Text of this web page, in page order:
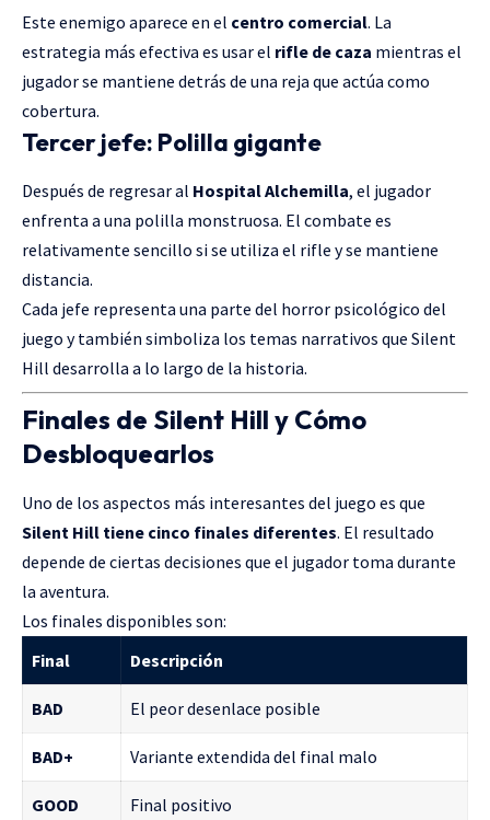
Este enemigo aparece en el centro comercial. La
estrategia más efectiva es usar el rifle de caza mientras el
jugador se mantiene detrás de una reja que actúa como
cobertura.
Tercer jefe: Polilla gigante
Después de regresar al Hospital Alchemilla, el jugador
enfrenta a una polilla monstruosa. El combate es
relativamente sencillo si se utiliza el rifle y se mantiene
distancia.
Cada jefe representa una parte del horror psicológico del
juego y también simboliza los temas narrativos que Silent
Hill desarrolla a lo largo de la historia.
Finales de Silent Hill y Cómo
Desbloquearlos
Uno de los aspectos más interesantes del juego es que
Silent Hill tiene cinco finales diferentes. El resultado
depende de ciertas decisiones que el jugador toma durante
la aventura.
Los finales disponibles son:
Final
Descripción
BAD El peor desenlace posible
BAD+ Variante extendida del final malo
GOOD Final positivo